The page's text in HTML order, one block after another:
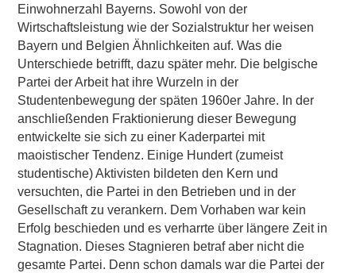
Einwohnerzahl Bayerns. Sowohl von der
Wirtschaftsleistung wie der Sozialstruktur her weisen
Bayern und Belgien Ähnlichkeiten auf. Was die
Unterschiede betrifft, dazu später mehr. Die belgische
Partei der Arbeit hat ihre Wurzeln in der
Studentenbewegung der späten 1960er Jahre. In der
anschließenden Fraktionierung dieser Bewegung
entwickelte sie sich zu einer Kaderpartei mit
maoistischer Tendenz. Einige Hundert (zumeist
studentische) Aktivisten bildeten den Kern und
versuchten, die Partei in den Betrieben und in der
Gesellschaft zu verankern. Dem Vorhaben war kein
Erfolg beschieden und es verharrte über längere Zeit in
Stagnation. Dieses Stagnieren betraf aber nicht die
gesamte Partei. Denn schon damals war die Partei der